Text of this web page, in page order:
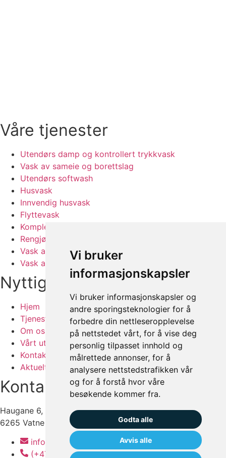
Vi bruker
informasjonskapsler
Vi bruker informasjonskapsler og
andre sporingsteknologier for å
forbedre din nettleseropplevelse
på nettstedet vårt, for å vise deg
personlig tilpasset innhold og
målrettede annonser, for å
analysere nettstedstrafikken vår
og for å forstå hvor våre
besøkende kommer fra.
Godta alle
Avvis alle
Våre tjenester
Utendørs damp og kontrollert trykkvask
Vask av sameie og borettslag
Utendørs softwash
Husvask
Innvendig husvask
Flyttevask
Komplett husvask
Rengjøring av bedrift
Vask av offentlig rom
Vask av maskiner og båter
Nyttige linker
Hjem
Tjenester
Om oss
Vårt utstyr
Kontakt
Aktuelt
Kontakt oss
Haugane 6,
6265 Vatne
info@husspa.no
(+47) 92 92 89 62